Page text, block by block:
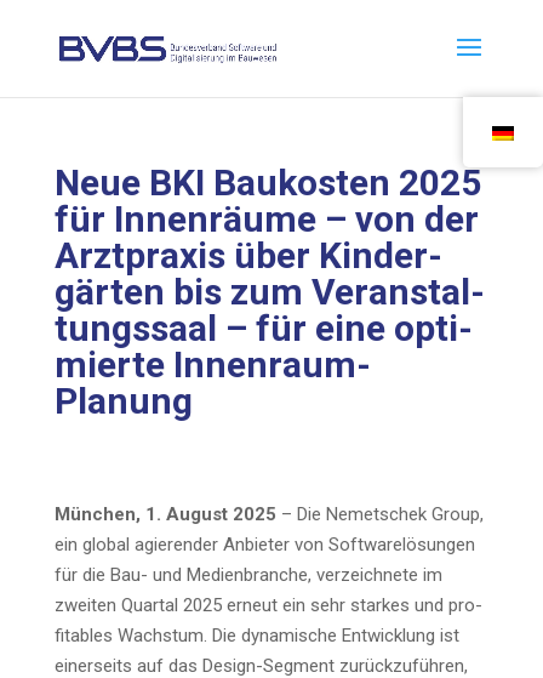
Neue BKI Bau­kos­ten 2025
für Innen­räu­me – von der
Arzt­pra­xis über Kin­der­
gär­ten bis zum Ver­an­stal­
tungs­saal – für eine opti­
mier­te Innenraum-
Planung
Mün­chen, 1. August 2025 – Die Nemet­schek Group,
ein glo­bal agie­ren­der Anbie­ter von Soft­ware­lö­sun­gen
für die Bau- und Medi­en­bran­che, ver­zeich­ne­te im
zwei­ten Quar­tal 2025 erneut ein sehr star­kes und pro­
fi­ta­bles Wachs­tum. Die dyna­mi­sche Ent­wick­lung ist
einer­seits auf das Design-Seg­ment zurück­zu­füh­ren,